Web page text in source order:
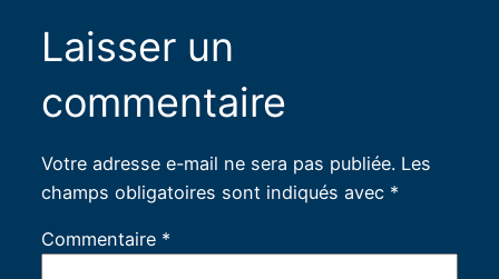
Laisser un
commentaire
Votre adresse e-mail ne sera pas publiée. Les
champs obligatoires sont indiqués avec *
Commentaire *